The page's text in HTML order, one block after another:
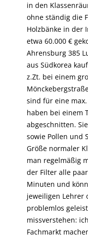
in den
ohne ständig die
Holzbänke in der
etwa 60.000 €
Ahrensburg 385
aus Südkorea
z.Zt. bei einem
sind für eine
haben bei einem
abgeschnitten.
sowie Pollen und
Größe normaler
man regelmäßig
der Filter alle
Minuten und
jeweiligen Lehrer
problemlos
missverstehen:
Fachmarkt